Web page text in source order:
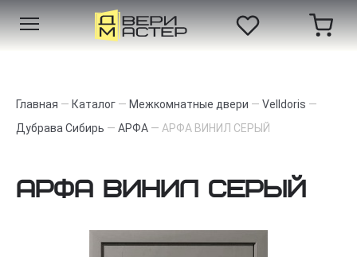
Главная — Каталог — Межкомнатные двери — Velldoris —
Дубрава Сибирь — АРФА — АРФА ВИНИЛ СЕРЫЙ
АРФА ВИНИЛ СЕРЫЙ